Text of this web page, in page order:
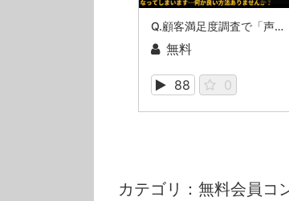
Q.顧客満足度調査で「声の大きいお客様」ばかりの対応になってしまいます…何か良い方法ありませんか？（ISOマネジメントシステム相談室・第54回）
無料
88 0
カテゴリ：無料会員コ